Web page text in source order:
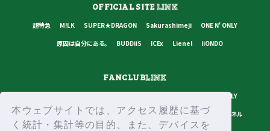
本ウェブサイトでは、アクセス履歴に基づ
く統計・集計等の目的、また、デバイスを
OFFICIAL SITELINK
超特急 M!LK SUPER★DRAGON Sakurashimeji
ONE N' ONLY
原因は自分にある。
BUDDiiS ICEx Lienel iiONDO
FANCLUBLINK
ONE N' ONLY
原因は自分にある。
BUDDiiS ICEx Lienel スターダストチャンネル